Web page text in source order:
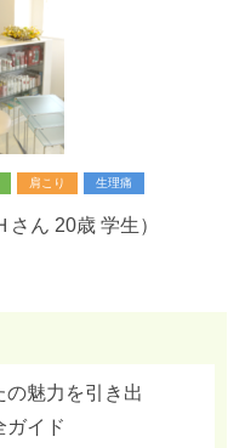
肩こり 生理痛
ん 20歳 学生）
の魅力を引き出
ガイド